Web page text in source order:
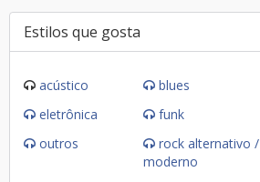
Estilos que gosta
acústico blues
eletrônica
funk
outros
rock alternativo /
moderno